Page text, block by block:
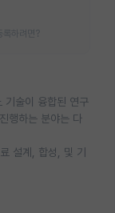
하려면?
기술이 융합된 연구
행하는 분야는 다
설계, 합성, 및 기